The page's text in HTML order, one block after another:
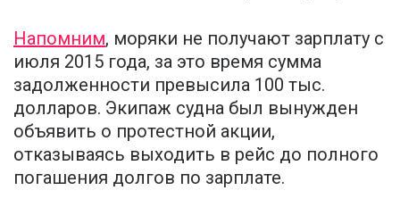
Напомним, моряки не получают зарплату с
июля 2015 года, за это время сумма
задолженности превысила 100 тыс.
долларов. Экипаж судна был вынужден
объявить о протестной акции,
отказываясь выходить в рейс до полного
погашения долгов по зарплате.